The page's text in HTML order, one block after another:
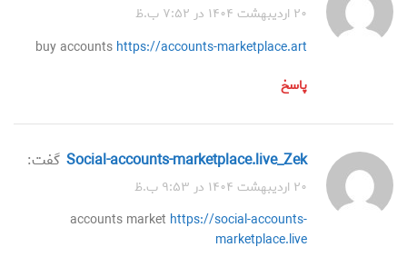
۲۰ اردیبهشت ۱۴۰۴ در ۷:۵۲ ب.ظ
buy accounts https://accounts-marketplace.art
پاسخ
social-accounts-marketplace.live_Zek گفت:
۲۰ اردیبهشت ۱۴۰۴ در ۹:۵۳ ب.ظ
accounts market https://social-accounts-
marketplace.live